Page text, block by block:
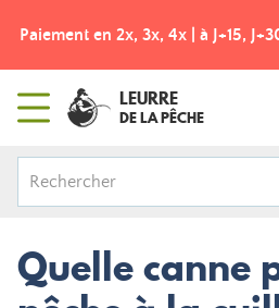
Paiement en 2x, 3x, 4x | à J+15,
LEURRE
DE LA PÊCHE
Quelle canne